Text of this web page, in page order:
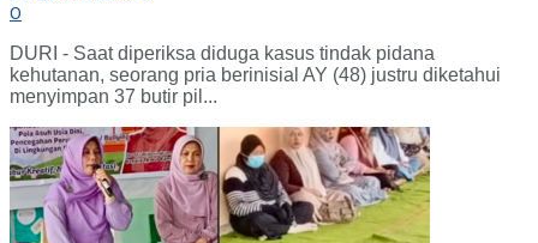
0
DURI - Saat diperiksa diduga kasus tindak pidana
kehutanan, seorang pria berinisial AY (48) justru diketahui
menyimpan 37 butir pil...